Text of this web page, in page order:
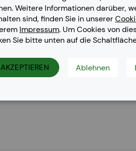
DCP-9020 CDW, Brother HL-3140
MFC-9140 CDN, Brother MFC-9330
Weitere Informationen darüber,
sind, finden Sie in unserer
Impressum. Um Cookies von
Sie bitte unten auf die
AKZEPTIEREN Ablehnen